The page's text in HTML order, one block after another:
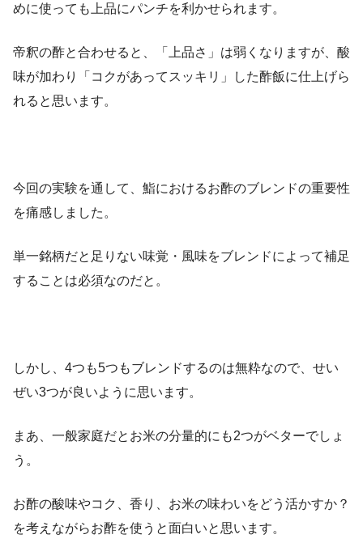
めに使っても上品にパンチを利かせられます。
帝釈の酢と合わせると、「上品さ」は弱くなりますが、酸
味が加わり「コクがあってスッキリ」した酢飯に仕上げら
れると思います。
今回の実験を通して、鮨におけるお酢のブレンドの重要性
を痛感しました。
単一銘柄だと足りない味覚・風味をブレンドによって補足
することは必須なのだと。
しかし、4つも5つもブレンドするのは無粋なので、せい
ぜい3つが良いように思います。
まあ、一般家庭だとお米の分量的にも2つがベターでしょ
う。
お酢の酸味やコク、香り、お米の味わいをどう活かすか？
を考えながらお酢を使うと面白いと思います。